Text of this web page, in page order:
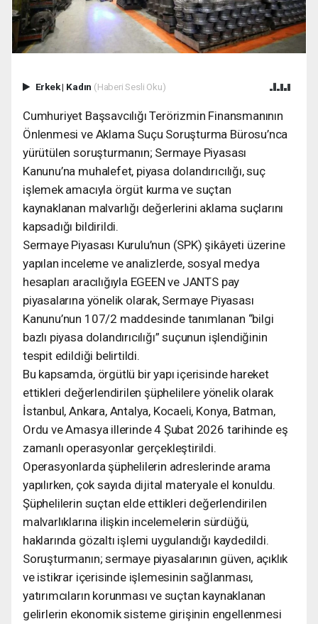
Erkek| Kadın (Haberi Sesli Oku)
Cumhuriyet Başsavcılığı Terörizmin Finansmanının
Önlenmesi ve Aklama Suçu Soruşturma Bürosu’nca
yürütülen soruşturmanın; Sermaye Piyasası
Kanunu’na muhalefet, piyasa dolandırıcılığı, suç
işlemek amacıyla örgüt kurma ve suçtan
kaynaklanan malvarlığı değerlerini aklama suçlarını
kapsadığı bildirildi.
Sermaye Piyasası Kurulu’nun (SPK) şikâyeti üzerine
yapılan inceleme ve analizlerde, sosyal medya
hesapları aracılığıyla EGEEN ve JANTS pay
piyasalarına yönelik olarak, Sermaye Piyasası
Kanunu’nun 107/2 maddesinde tanımlanan “bilgi
bazlı piyasa dolandırıcılığı” suçunun işlendiğinin
tespit edildiği belirtildi.
Bu kapsamda, örgütlü bir yapı içerisinde hareket
ettikleri değerlendirilen şüphelilere yönelik olarak
İstanbul, Ankara, Antalya, Kocaeli, Konya, Batman,
Ordu ve Amasya illerinde 4 Şubat 2026 tarihinde eş
zamanlı operasyonlar gerçekleştirildi.
Operasyonlarda şüphelilerin adreslerinde arama
yapılırken, çok sayıda dijital materyale el konuldu.
Şüphelilerin suçtan elde ettikleri değerlendirilen
malvarlıklarına ilişkin incelemelerin sürdüğü,
haklarında gözaltı işlemi uygulandığı kaydedildi.
Soruşturmanın; sermaye piyasalarının güven, açıklık
ve istikrar içerisinde işlemesinin sağlanması,
yatırımcıların korunması ve suçtan kaynaklanan
gelirlerin ekonomik sisteme girişinin engellenmesi